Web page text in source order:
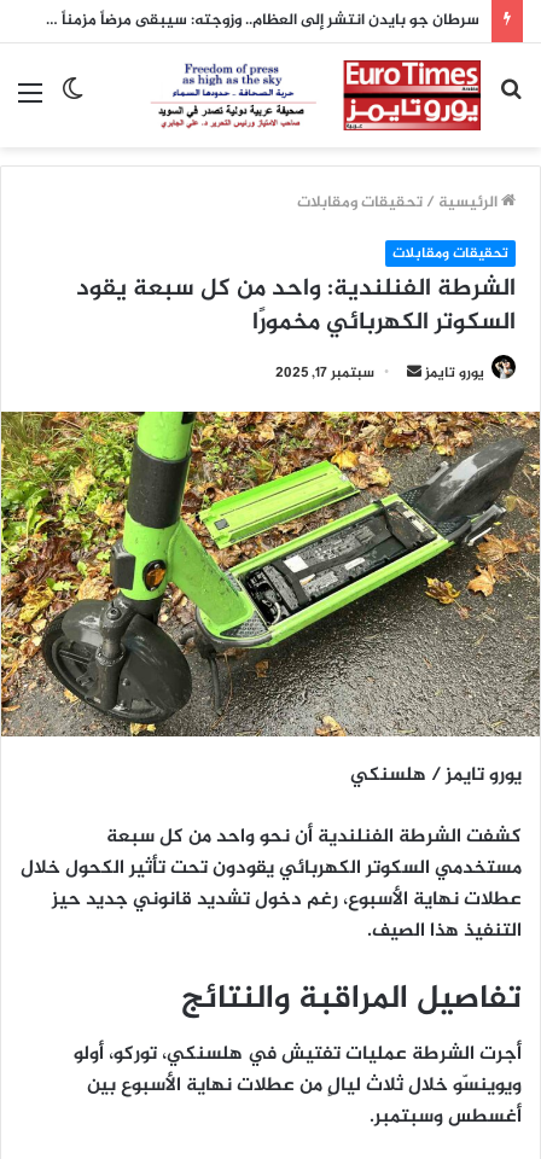
سرطان جو بايدن انتشر إلى العظام.. وزوجته: سيبقى مرضاً مزمناً يرافقه مدى الحياة
الوضع
بحث
عن
الرئيسية /تحقيقات ومقابلات
تحقيقات ومقابلات
الشرطة الفنلندية: واحد من كل سبعة يقود
السكوتر الكهربائي مخمورًا
يورو تايمز
أرسل
إلكترونيا
سبتمبر 17, 2025
يورو تايمز / هلسنكي
كشفت الشرطة الفنلندية أننحو واحد من كل سبعة
مستخدمي السكوتر الكهربائي يقودون تحت تأثير الكحول خلال
عطلات نهاية الأسبوع، رغم دخول تشديد قانوني جديد حيز
التنفيذ هذا الصيف.
تفاصيل المراقبة والنتائج
أجرت الشرطة عمليات تفتيش في هلسنكي، توركو، أولو
ويوينسّو خلال ثلاث ليالٍ من عطلات نهاية الأسبوع بين
أغسطس وسبتمبر.